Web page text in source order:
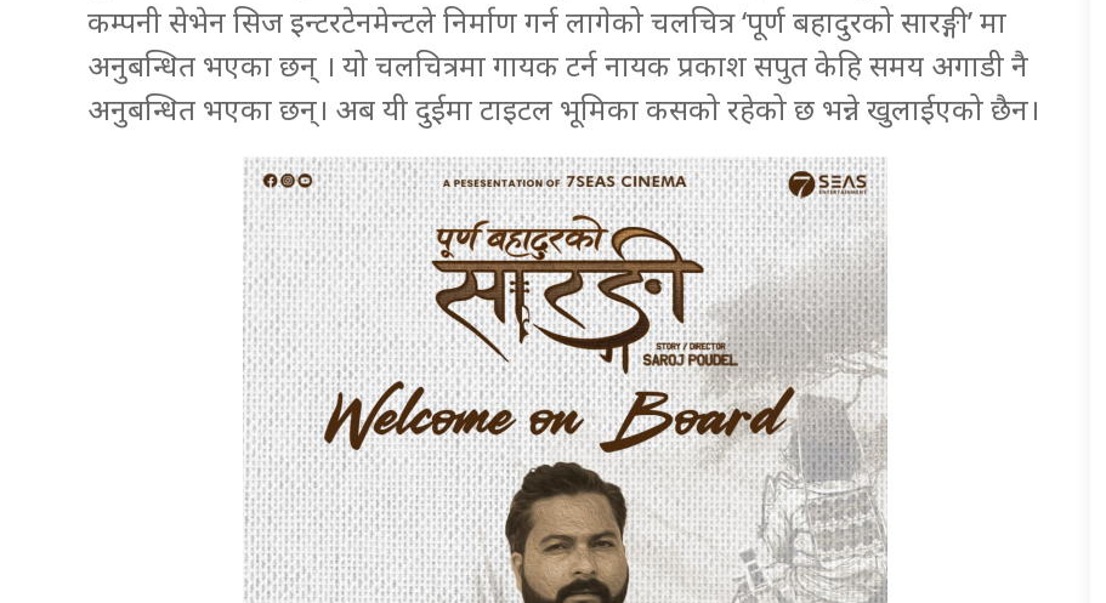
कम्पनी सेभेन सिज इन्टरटेनमेन्टले निर्माण गर्न लागेको चलचित्र ‘पूर्ण बहादुरको सारङ्गी’ मा
अनुबन्धित भएका छन् । यो चलचित्रमा गायक टर्न नायक प्रकाश सपुत केहि समय अगाडी नै
अनुबन्धित भएका छन्। अब यी दुईमा टाइटल भूमिका कसको रहेको छ भन्ने खुलाईएको छैन।